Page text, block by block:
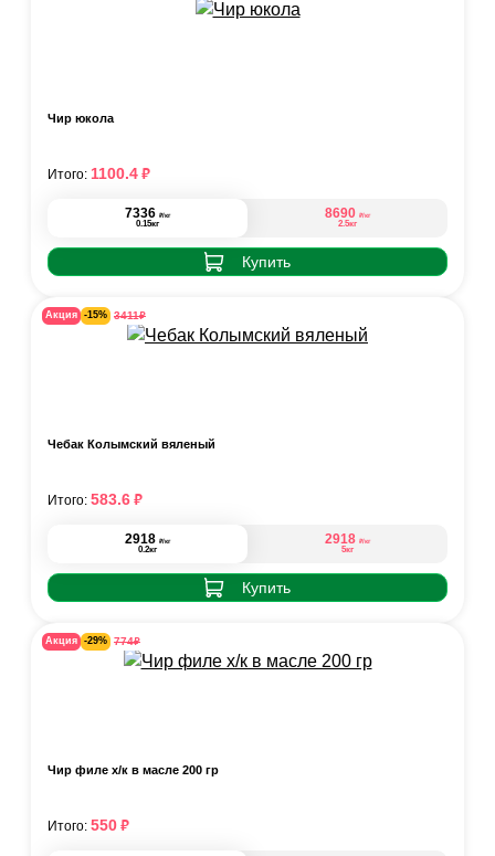
Чир юкола
7336 ₽/кг
0.15кг
8690 ₽/кг
2.5кг
Купить
Итого: 1100.4₽
Акция -15% 3411₽
Чебак Колымский вяленый
2918 ₽/кг
0.2кг
2918 ₽/кг
5кг
Купить
Итого: 583.6₽
Акция -29% 774₽
Чир филе х/к в масле 200 гр
Итого: 550₽